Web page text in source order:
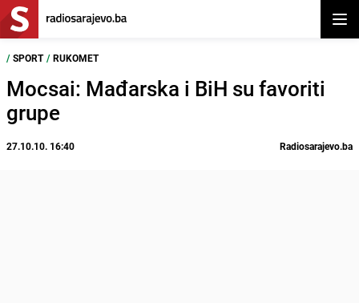
/ SPORT / RUKOMET
Mocsai: Mađarska i BiH su favoriti
grupe
27.10.10. 16:40 Radiosarajevo.ba